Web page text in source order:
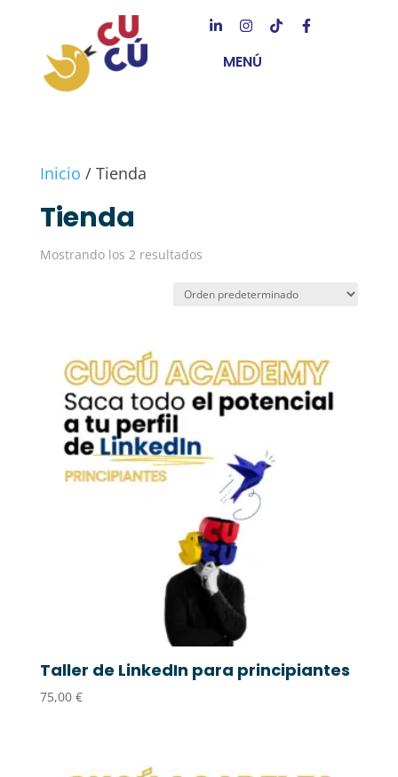
MENÚ
Inicio / Tienda
Tienda
Mostrando los 2 resultados
Taller de LinkedIn para principiantes
75,00 €